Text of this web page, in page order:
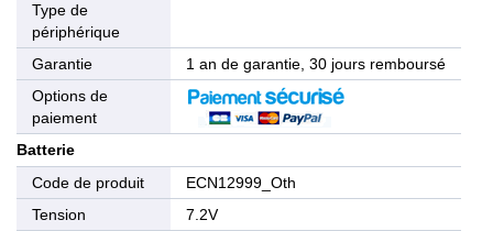
Type de
périphérique
Garantie
1 an de garantie, 30 jours remboursé
Options de
paiement
Batterie
Code de produit
ECN12999_Oth
Tension
7.2V